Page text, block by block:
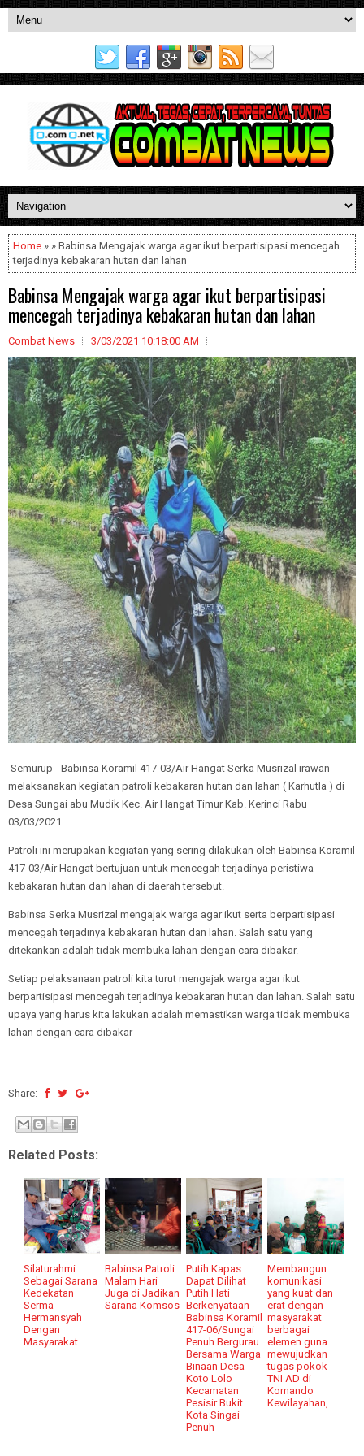
Home » » Babinsa Mengajak warga agar ikut berpartisipasi mencegah
terjadinya kebakaran hutan dan lahan
Babinsa Mengajak warga agar ikut berpartisipasi
mencegah terjadinya kebakaran hutan dan lahan
Combat News 3/03/2021 10:18:00 AM
Semurup - Babinsa Koramil 417-03/Air Hangat Serka Musrizal irawan
melaksanakan kegiatan patroli kebakaran hutan dan lahan ( Karhutla ) di
Desa Sungai abu Mudik Kec. Air Hangat Timur Kab. Kerinci Rabu
03/03/2021
Patroli ini merupakan kegiatan yang sering dilakukan oleh Babinsa Koramil
417-03/Air Hangat bertujuan untuk mencegah terjadinya peristiwa
kebakaran hutan dan lahan di daerah tersebut.
Babinsa Serka Musrizal mengajak warga agar ikut serta berpartisipasi
mencegah terjadinya kebakaran hutan dan lahan. Salah satu yang
ditekankan adalah tidak membuka lahan dengan cara dibakar.
Setiap pelaksanaan patroli kita turut mengajak warga agar ikut
berpartisipasi mencegah terjadinya kebakaran hutan dan lahan. Salah satu
upaya yang harus kita lakukan adalah memastikan warga tidak membuka
lahan dengan cara dibakar
Share:
Related Posts:
Silaturahmi
Sebagai Sarana
Kedekatan
Serma
Hermansyah
Dengan
Masyarakat
Babinsa Patroli
Malam Hari
Juga di Jadikan
Sarana Komsos
Putih Kapas
Dapat Dilihat
Putih Hati
Berkenyataan
Babinsa Koramil
417-06/Sungai
Penuh Bergurau
Bersama Warga
Binaan Desa
Koto Lolo
Kecamatan
Pesisir Bukit
Kota Singai
Penuh
Membangun
komunikasi
yang kuat dan
erat dengan
masyarakat
berbagai
elemen guna
mewujudkan
tugas pokok
TNI AD di
Komando
Kewilayahan,